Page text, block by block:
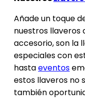
Añade un toque
nuestros llaveros
accesorio, son la
especiales con
hastaeventos
estos llaveros no
también